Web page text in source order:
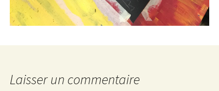
Laisser un commentaire